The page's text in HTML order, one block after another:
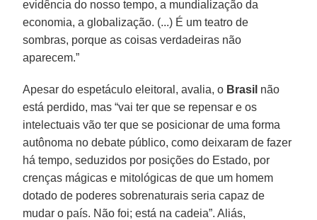
evidência do nosso tempo, a mundialização da
economia, a globalização. (...) É um teatro de
sombras, porque as coisas verdadeiras não
aparecem.”
Apesar do espetáculo eleitoral, avalia, o Brasil não
está perdido, mas “vai ter que se repensar e os
intelectuais vão ter que se posicionar de uma forma
autônoma no debate público, como deixaram de fazer
há tempo, seduzidos por posições do Estado, por
crenças mágicas e mitológicas de que um homem
dotado de poderes sobrenaturais seria capaz de
mudar o país. Não foi; está na cadeia”. Aliás,